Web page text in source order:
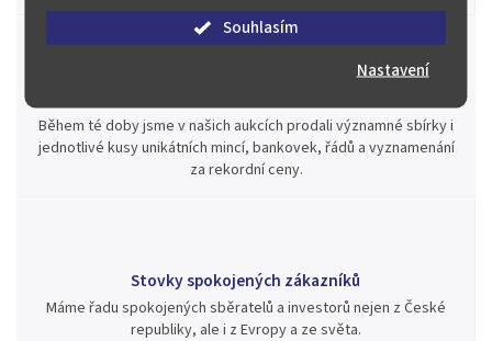
Souhlasím
Nastavení
Během té doby jsme v našich aukcích prodali významné sbírky i
jednotlivé kusy unikátních mincí, bankovek, řádů a vyznamenání
za rekordní ceny.
Stovky spokojených zákazníků
Máme řadu spokojených sběratelů a investorů nejen z České
republiky, ale i z Evropy a ze světa.